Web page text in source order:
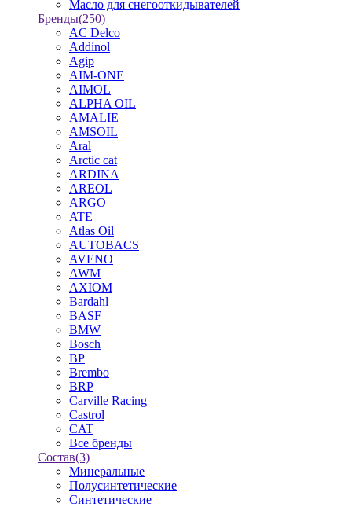
Масло для снегооткидывателей
Бренды(250)
AC Delco
Addinol
Agip
AIM-ONE
AIMOL
ALPHA OIL
AMALIE
AMSOIL
Aral
Arctic cat
ARDINA
AREOL
ARGO
ATE
Atlas Oil
AUTOBACS
AVENO
AWM
AXIOM
Bardahl
BASF
BMW
Bosch
BP
Brembo
BRP
Carville Racing
Castrol
CAT
Все бренды
Состав(3)
Минеральные
Полусинтетические
Синтетические